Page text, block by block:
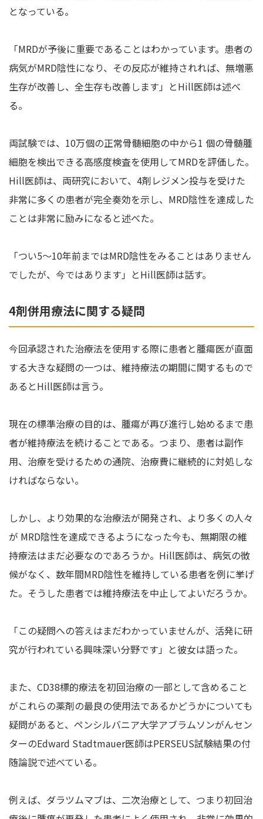
となっている。
「MRDが予後に重要であることはわかっています。患者の
病気がMRD陰性になり、その反応が維持されれば、無増悪
生存が改善し、全生存も改善します」とHill医師は述べ
る。
両試験では、10万個の正常骨髄細胞の中から1 個の骨髄腫
細胞を検出できる高感度検査を使用してMRDを評価した。
Hill医師は、両研究において、4剤レジメン投与を受けた
非常に多くの患者が完全奏効を示し、MRD陰性を達成した
ことは非常に励みになると述べた。
「つい5～10年前まではMRD陰性をみることはありません
でしたが、今ではあります」とHill医師は話す。
4剤併用療法に関する疑問
今回承認された治療法を使用する際に患者と腫瘍医が直面
する大きな疑問の一つは、維持療法の期間に関するもので
あるとHill医師は言う。
現在の標準治療の目的は、腫瘍が再び進行し始めるまで患
者が維持療法を続けることである。つまり、患者は副作
用、治療を受けるための通院、治療費に継続的に対処しな
ければならない。
しかし、より効果的な治療法が開発され、より多くの人々
が MRD陰性を達成できるようになった今も、無期限の維
持療法はまだ必要なのであろうか。Hill医師は、病気の徴
候がなく、数年間MRD陰性を維持している患者を例に挙げ
た。そうした患者では維持療法を中止してよいだろうか。
「この疑問への答えはまだわかっていませんが、活発に研
究が行われている興味深い分野です」と彼女は語った。
また、CD38標的療法を初回治療の一部として含めること
がこれらの薬剤の最良の使用法であるかどうかについても
疑問があると、ペンシルバニア大学アブラムソンがんセン
ターのEdward Stadtmauer医師はPERSEUS試験結果の付
随論説で述べている。
例えば、ダラツムマブは、二次治療として、つまり初回治